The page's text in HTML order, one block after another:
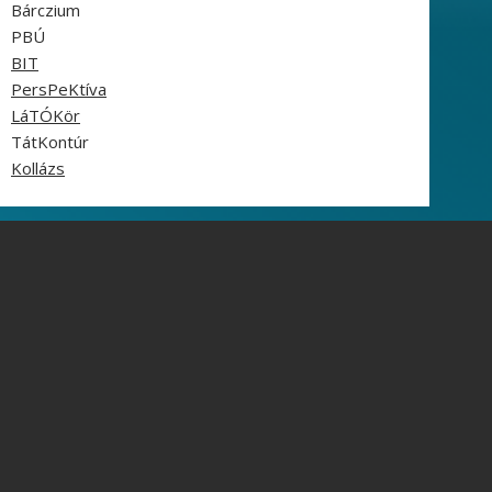
Bárczium
PBÚ
BIT
PersPeKtíva
LáTÓKör
TátKontúr
Kollázs